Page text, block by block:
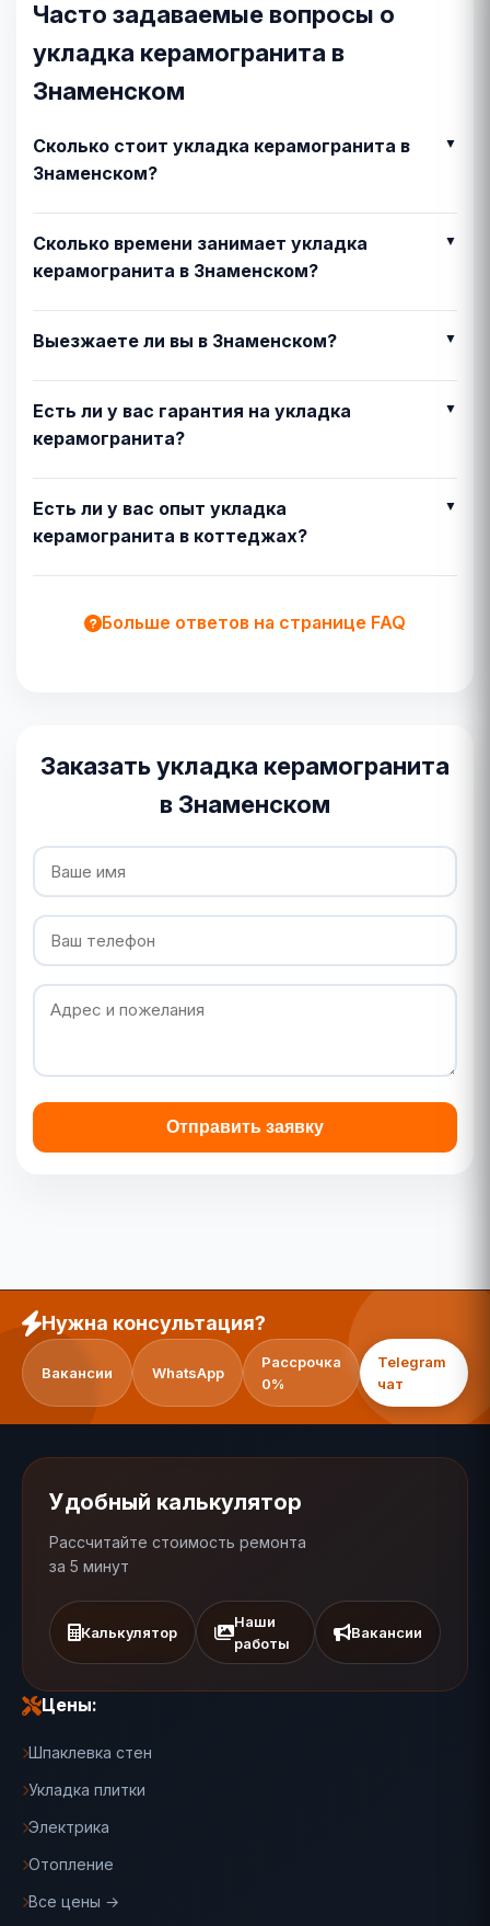
Часто задаваемые вопросы о
укладка керамогранита в
Знаменском
Сколько стоит укладка керамогранита в
Знаменском?
Сколько времени занимает укладка
керамогранита в Знаменском?
Выезжаете ли вы в Знаменском?
Есть ли у вас гарантия на укладка
керамогранита?
Есть ли у вас опыт укладка
керамогранита в коттеджах?
Больше ответов на странице FAQ
Заказать укладка керамогранита
в Знаменском
Отправить заявку
Нужна консультация?
Вакансии WhatsApp
Рассрочка
0%
Telegram
чат
Удобный калькулятор
Рассчитайте стоимость ремонта
за 5 минут
Калькулятор
Наши
работы
Вакансии
Цены:
Шпаклевка стен
Укладка плитки
Электрика
Отопление
Все цены →